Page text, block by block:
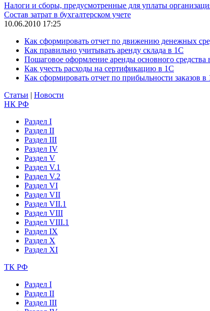
Налоги и сборы, предусмотренные для уплаты
Состав затрат в бухгалтерском учете
10.06.2010 17:25
Как сформировать отчет по движению денежных
Как правильно учитывать аренду склада в 1С
Пошаговое оформление аренды основного средства
Как учесть расходы на сертификацию в 1С
Как сформировать отчет по прибыльности заказов в
Статьи | Новости
НК РФ
Раздел I
Раздел II
Раздел III
Раздел IV
Раздел V
Раздел V.1
Раздел V.2
Раздел VI
Раздел VII
Раздел VII.1
Раздел VIII
Раздел VIII.1
Раздел IX
Раздел X
Раздел XI
ТК РФ
Раздел I
Раздел II
Раздел III